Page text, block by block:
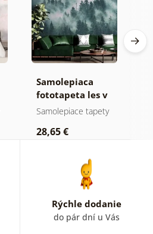
Samolepiaca
fototapeta les v
hmle
Samolepiace tapety
28,65 €
Rýchle dodanie
do pár dní u Vás